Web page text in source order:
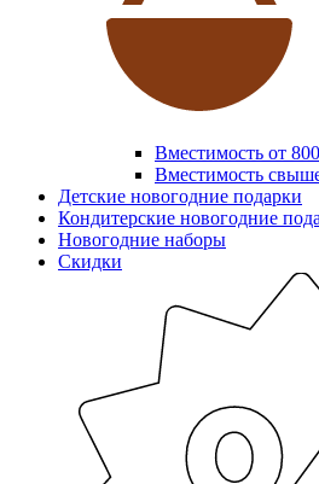
Вместимость от
Вместимость
Детские новогодние подарки
Кондитерские новогодние
Новогодние наборы
Скидки